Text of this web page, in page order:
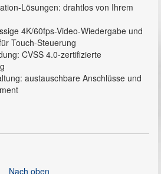
Lösungen: drahtlos von Ihrem
4K/60fps-Video-Wiedergabe und
Touch-Steuerung
CVSS 4.0-zertifizierte
austauschbare Anschlüsse und
Nach oben